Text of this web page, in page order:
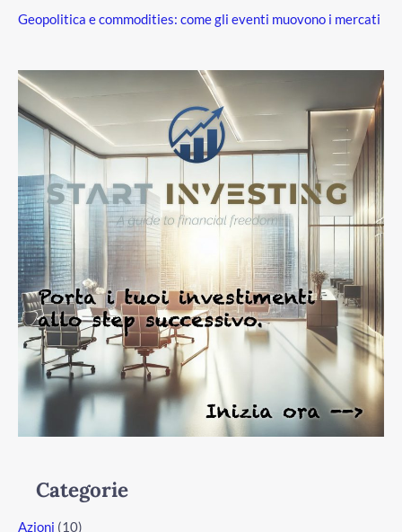
Geopolitica e commodities: come gli eventi muovono i mercati
Categorie
Azioni (10)